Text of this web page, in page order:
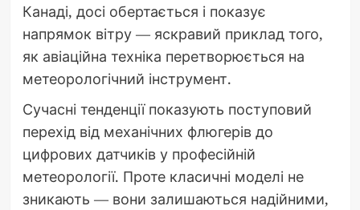
Канаді, досі обертається і показує
напрямок вітру — яскравий приклад того,
як авіаційна техніка перетворюється на
метеорологічний інструмент.
Сучасні тенденції показують поступовий
перехід від механічних флюгерів до
цифрових датчиків у професійній
метеорології. Проте класичні моделі не
зникають — вони залишаються надійними,